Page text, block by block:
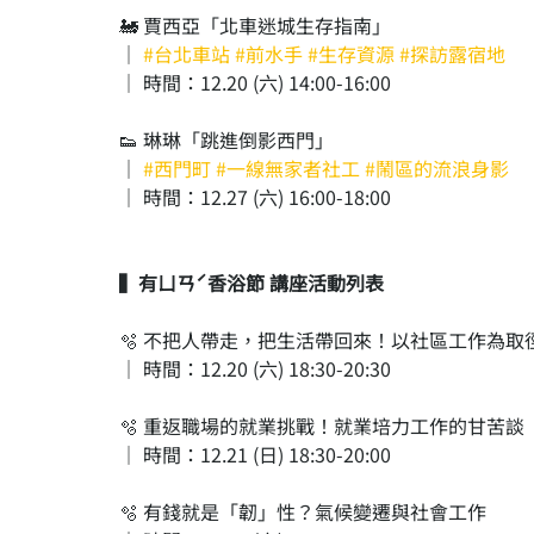
🚂 賈西亞「北車迷城生存指南」
｜ #台北車站#前水手#生存資源#探訪露宿地
｜ 時間：12.20 (六) 14:00-16:00
👟 琳琳「跳進倒影西門」
｜ #西門町#一線無家者社工#鬧區的流浪身影
｜ 時間：12.27 (六) 16:00-18:00
▍有ㄩㄢˊ香浴節 講座活動列表
🫧 不把人帶走，把生活帶回來！以社區工作為取
｜ 時間：12.20 (六) 18:30-20:30
🫧 重返職場的就業挑戰！就業培力工作的甘苦談
｜ 時間：12.21 (日) 18:30-20:00
🫧 有錢就是「韌」性？氣候變遷與社會工作